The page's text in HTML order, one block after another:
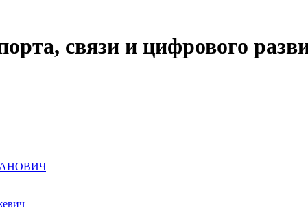
связи и цифрового